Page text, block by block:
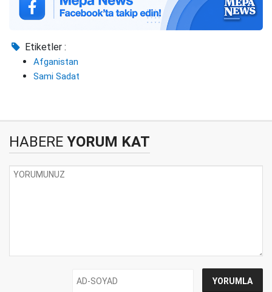
Etiketler :
Afganistan
Sami Sadat
HABERE YORUM KAT